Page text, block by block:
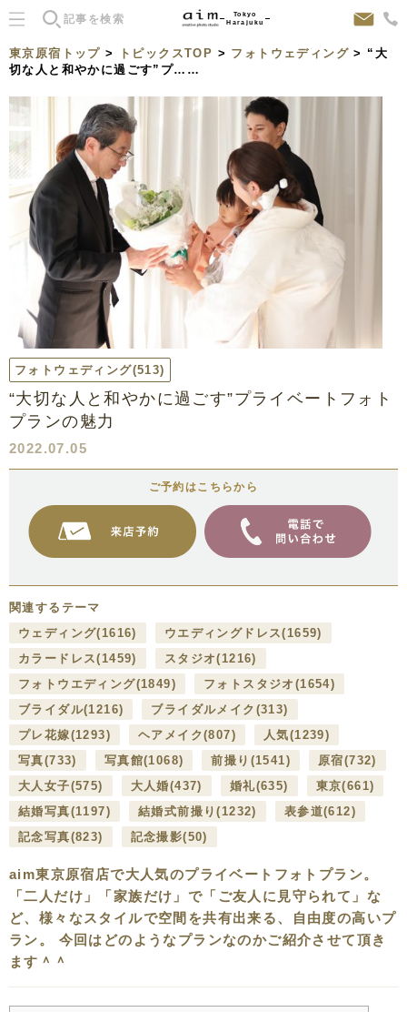
Tokyo
Harajuku
東京原宿トップ > トピックスTOP > フォトウェディング > “大
切な人と和やかに過ごす”プ……
フォトウェディング(513)
“大切な人と和やかに過ごす”プライベートフォト
プランの魅力
2022.07.05
ご予約はこちらから
関連するテーマ
ウェディング(1616) ウエディングドレス(1659)
カラードレス(1459) スタジオ(1216)
フォトウエディング(1849) フォトスタジオ (1654)
ブライダル(1216) ブライダルメイク (313)
プレ花嫁(1293) ヘアメイク(807) 人気(1239)
写真(733) 写真館(1068) 前撮り (1541) 原宿(732)
大人女子(575) 大人婚(437) 婚礼(635) 東京(661)
結婚写真(1197) 結婚式前撮り(1232) 表参道(612)
記念写真(823) 記念撮影(50)
aim東京原宿店で大人気のプライベートフォトプラン。
「二人だけ」「家族だけ」で「ご友人に見守られて」な
ど、様々なスタイルで空間を共有出来る、自由度の高いプ
ラン。 今回はどのようなプランなのかご紹介させて頂き
ます＾＾